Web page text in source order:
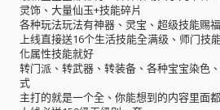
灵饰、大量仙玉+技能碎片
各种玩法玩法有神器、灵宝、超级技能赐福
上线直接送16个生活技能全满级、师门技
化属性技能就好
转门派、转武器、转装备、各种宝宝染色
式
主打的就是一个全、你能想到的内容里面